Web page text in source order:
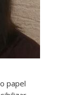
papel